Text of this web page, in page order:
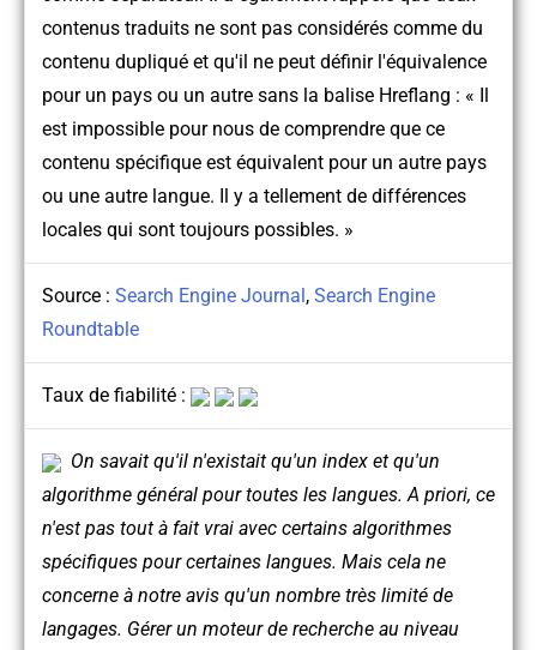
contenus traduits ne sont pas considérés comme du
contenu dupliqué et qu'il ne peut définir l'équivalence
pour un pays ou un autre sans la balise Hreflang : « Il
est impossible pour nous de comprendre que ce
contenu spécifique est équivalent pour un autre pays
ou une autre langue. Il y a tellement de différences
locales qui sont toujours possibles. »
Source : Search Engine Journal , Search Engine
Roundtable
Taux de fiabilité :
On savait qu'il n'existait qu'un index et qu'un
algorithme général pour toutes les langues. A priori, ce
n'est pas tout à fait vrai avec certains algorithmes
spécifiques pour certaines langues. Mais cela ne
concerne à notre avis qu'un nombre très limité de
langages. Gérer un moteur de recherche au niveau